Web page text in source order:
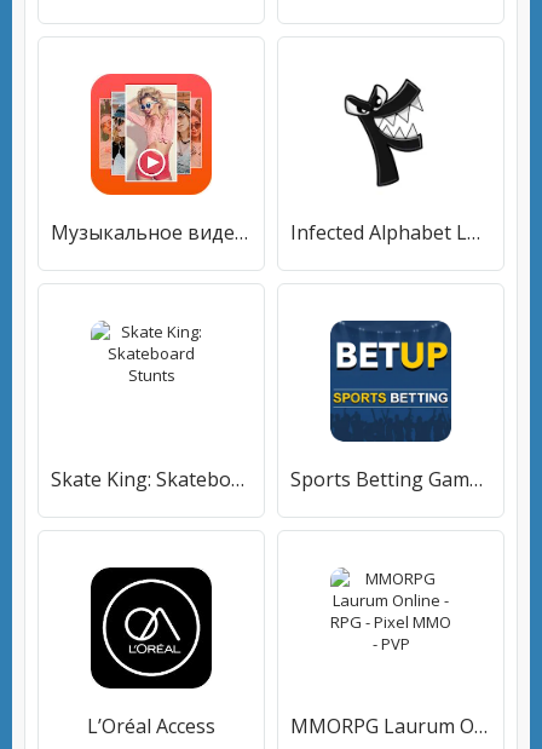
Музыкальное видео - слайд-шоу фотографий Infected Alphabet Lore
Skate King: Skateboard Stunts Sports Betting Game - BETUP
L’Oréal Access MMORPG Laurum Online - RPG - Pixel MMO - PVP